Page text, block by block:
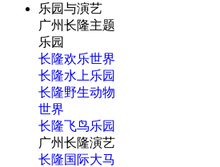
乐园与演艺
广州长隆主题
乐园
长隆欢乐世界
长隆水上乐园
长隆野生动物
世界
长隆飞鸟乐园
广州长隆演艺
长隆国际大马